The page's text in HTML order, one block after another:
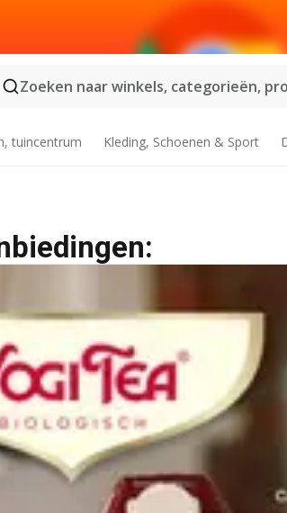
Zoeken naar winkels, categorieën,
tuincentrum Kleding, Schoenen & Sport